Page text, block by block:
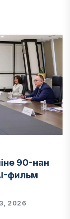
90-нан
фильм
2026